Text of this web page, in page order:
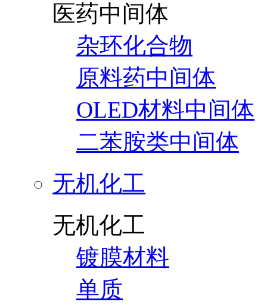
医药中间体
杂环化合物
原料药中间体
OLED材料中间体
二苯胺类中间体
无机化工
无机化工
镀膜材料
单质